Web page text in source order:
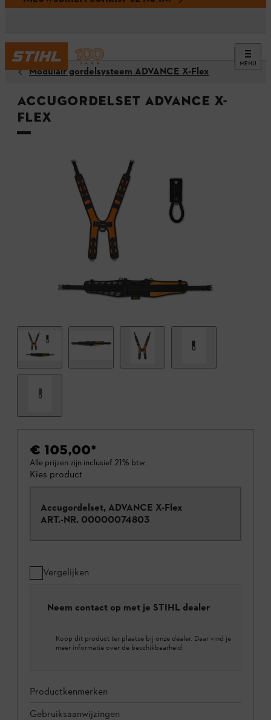
MENU
Modulair gordelsysteem ADVANCE X-Flex
Accugordelset ADVANCE X-
Flex
€ 105,00*
Alle prijzen zijn inclusief 21% btw.
Kies product
Accugordelset, ADVANCE X-Flex
ART.-NR. 00000074803
Vergelijken
Neem contact op met je STIHL dealer
Koop dit product ter plaatse bij onze dealer. Daar vind je
meer informatie over de beschikbaarheid.
Productkenmerken
Gebruiksaanwijzingen